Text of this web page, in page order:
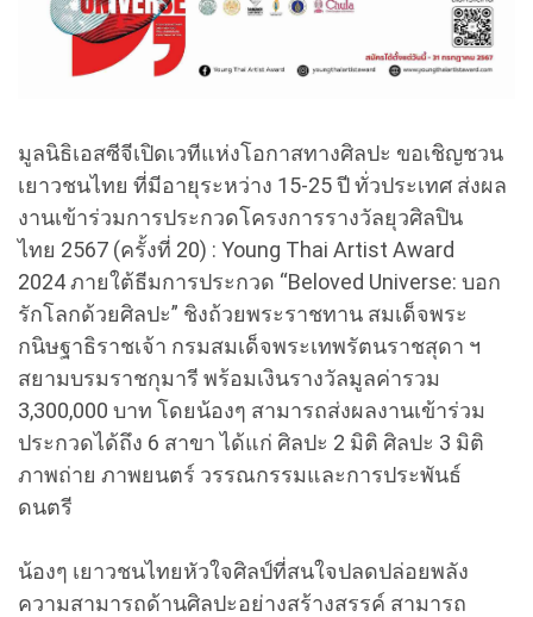
มูลนิธิเอสซีจีเปิดเวทีแห่งโอกาสทางศิลปะ ขอเชิญชวน
เยาวชนไทย ที่มีอายุระหว่าง 15-25 ปี ทั่วประเทศ ส่งผล
งานเข้าร่วมการประกวดโครงการรางวัลยุวศิลปิน
ไทย 2567 (ครั้งที่ 20) : Young Thai Artist Award
2024 ภายใต้ธีมการประกวด “Beloved Universe: บอก
รักโลกด้วยศิลปะ” ชิงถ้วยพระราชทาน สมเด็จพระ
กนิษฐาธิราชเจ้า กรมสมเด็จพระเทพรัตนราชสุดา ฯ
สยามบรมราชกุมารี พร้อมเงินรางวัลมูลค่ารวม
3,300,000 บาท โดยน้องๆ สามารถส่งผลงานเข้าร่วม
ประกวดได้ถึง 6 สาขา ได้แก่ ศิลปะ 2 มิติ ศิลปะ 3 มิติ
ภาพถ่าย ภาพยนตร์ วรรณกรรมและการประพันธ์
ดนตรี
น้องๆ เยาวชนไทยหัวใจศิลป์ที่สนใจปลดปล่อยพลัง
ความสามารถด้านศิลปะอย่างสร้างสรรค์ สามารถ